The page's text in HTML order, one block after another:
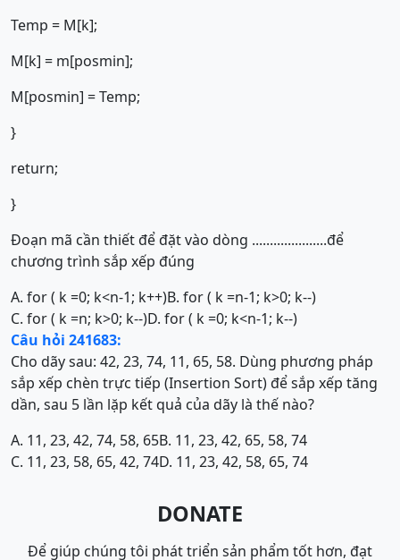
Temp = M[k];
M[k] = m[posmin];
M[posmin] = Temp;
}
return;
}
Đoạn mã cần thiết để đặt vào dòng .....................để
chương trình sắp xếp đúng
A. for ( k =0; k<n-1; k++)B. for ( k =n-1; k>0; k--)
C. for ( k =n; k>0; k--)D. for ( k =0; k<n-1; k--)
Câu hỏi 241683:
Cho dãy sau: 42, 23, 74, 11, 65, 58. Dùng phương pháp
sắp xếp chèn trực tiếp (Insertion Sort) để sắp xếp tăng
dần, sau 5 lần lặp kết quả của dãy là thế nào?
A. 11, 23, 42, 74, 58, 65B. 11, 23, 42, 65, 58, 74
C. 11, 23, 58, 65, 42, 74D. 11, 23, 42, 58, 65, 74
DONATE
Để giúp chúng tôi phát triển sản phẩm tốt hơn, đạt